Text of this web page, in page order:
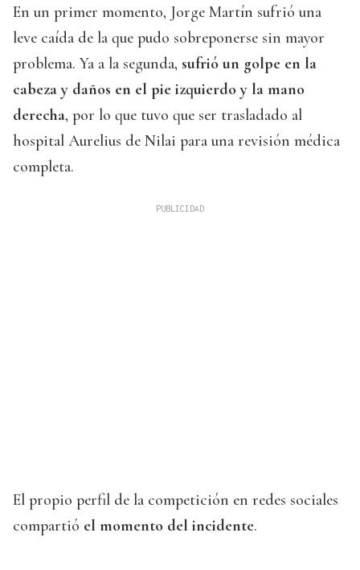
En un primer momento, Jorge Martín sufrió una
leve caída de la que pudo sobreponerse sin mayor
problema. Ya a la segunda, sufrió un golpe en la
cabeza y daños en el pie izquierdo y la mano
derecha, por lo que tuvo que ser trasladado al
hospital Aurelius de Nilai para una revisión médica
completa.
El propio perfil de la competición en redes sociales
compartió el momento del incidente.